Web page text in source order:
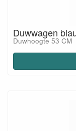
Duwwagen
Duwhoogte 53 CM